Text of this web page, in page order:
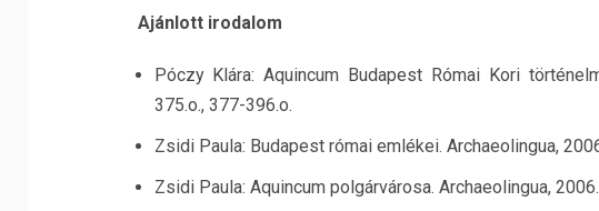
Ajánlott irodalom
Póczy Klára: Aquincum Budapest Római Kori
375.o., 377-396.o.
Zsidi Paula: Budapest római emlékei. Archaeolingua,
Zsidi Paula: Aquincum polgárvárosa. Archaeolingua, 2006.